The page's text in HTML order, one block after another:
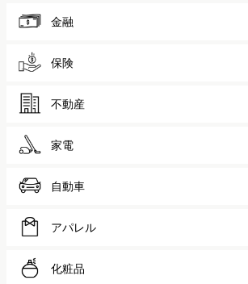
金融
保険
不動産
家電
自動車
アパレル
化粧品